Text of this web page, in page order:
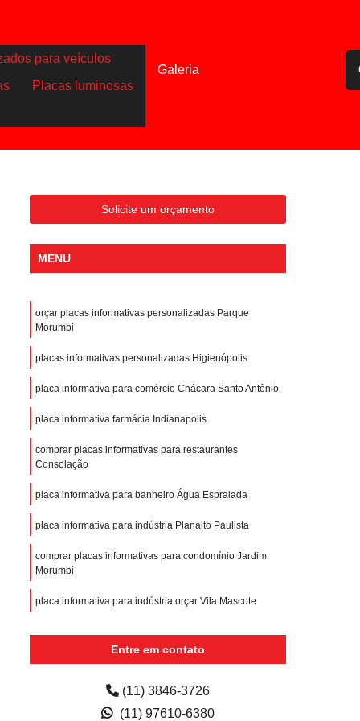
para veículos
Placas luminosas
Galeria
Solicite um orçamento
MENU
orçar placas informativas personalizadas Parque
Morumbi
placas informativas personalizadas Higienópolis
placa informativa para comércio Chácara Santo Antônio
placa informativa farmácia Indianapolis
comprar placas informativas para restaurantes
Consolação
placa informativa para banheiro Água Espraiada
placa informativa para indústria Planalto Paulista
comprar placas informativas para condomínio Jardim
Morumbi
placa informativa para indústria orçar Vila Mascote
orçar placa informativa para banheiro Vila Gumercindo
comprar placas informativas para drogarias Sacomã
Entre em contato
(11) 3846-3726
(11) 97610-6380